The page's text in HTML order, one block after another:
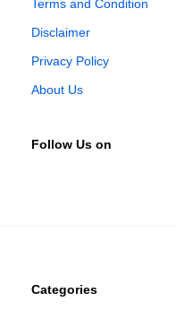
Terms and Condition
Disclaimer
Privacy Policy
About Us
Follow Us on
Categories